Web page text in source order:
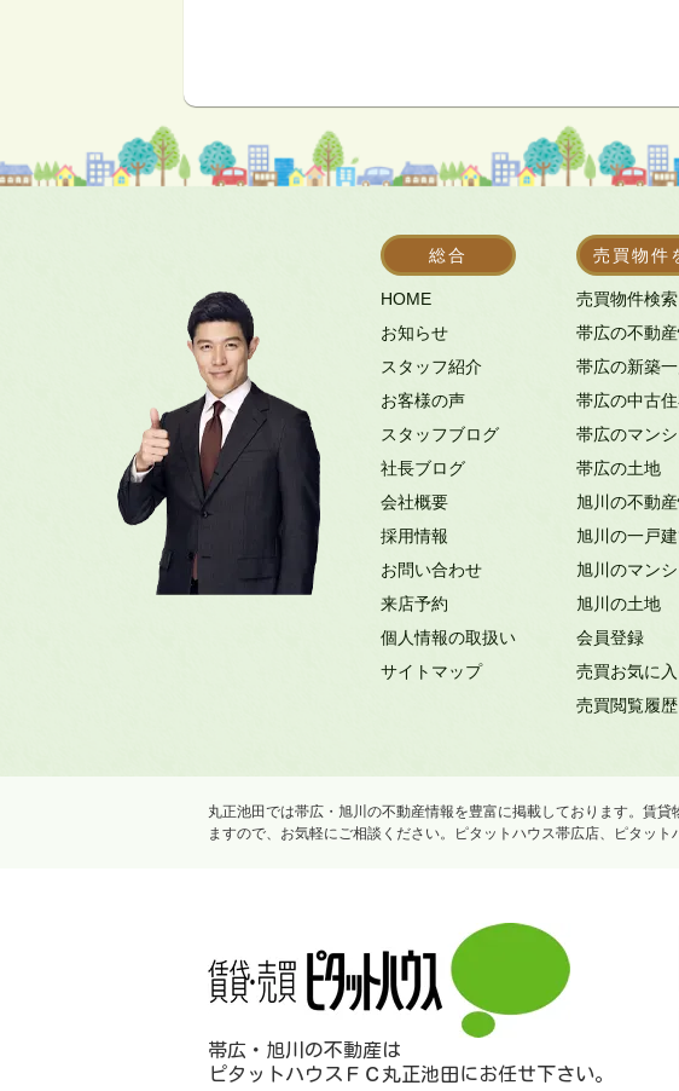
総合
HOME
お知らせ
スタッフ紹介
お客様の声
スタッフブログ
社長ブログ
会社概要
採用情報
お問い合わせ
来店予約
個人情報の取扱い
サイトマップ
売買物件
売買物件検索
帯広の不動
帯広の新築
帯広の中古
帯広のマン
帯広の土地
旭川の不動
旭川の一戸
旭川のマン
旭川の土地
会員登録
売買お気に
売買閲覧履歴
丸正池田では帯広・旭川の不動産情報を豊富に掲載しております。賃
ますので、お気軽にご相談ください。ピタットハウス帯広店、ピタッ
帯広・旭川の不動産は
ピタットハウスＦＣ丸正池田にお任せ下さい。